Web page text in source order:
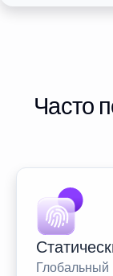
Часто
Глобальный